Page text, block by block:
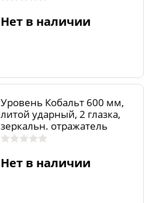
Нет в наличии
Уровень Кобальт 600 мм,
литой ударный, 2 глазка,
зеркальн. отражатель
Нет в наличии